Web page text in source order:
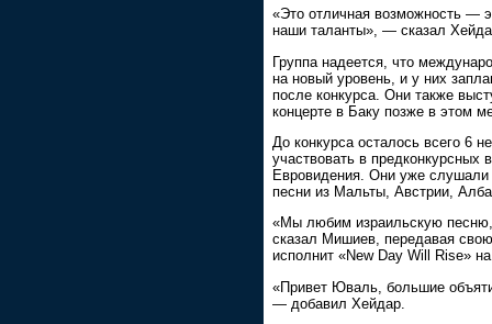
«Это отличная возможность —
наши таланты», — сказал
Группа надеется, что
на новый уровень, и у них
после конкурса. Они также
концерте в Баку позже в этом
До конкурса осталось всего 6
участвовать в предконкурсных
Евровидения. Они уже
песни из Мальты, Австрии,
«Мы любим израильскую песню,
сказал Мишиев, передавая
исполнит «New Day Will Rise»
«Привет Юваль, большие
— добавил Хейдар.